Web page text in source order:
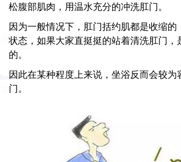
松腹部肌肉，用温水充分的冲洗肛门。
因为一般情况下，肛门括约肌都是收缩的
状态，如果大家直挺挺的站着清洗肛门，
的。
因此在某种程度上来说，坐浴反而会较为
门。